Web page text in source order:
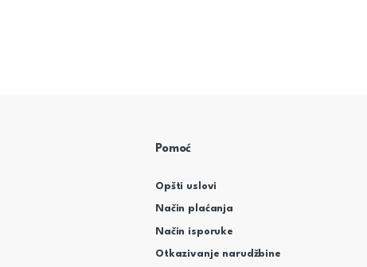
Pomoć
Opšti uslovi
Način plaćanja
Način isporuke
Otkazivanje narudžbine